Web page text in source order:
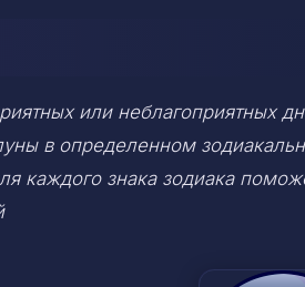
или неблагоприятных
в определенном
каждого знака зодиака